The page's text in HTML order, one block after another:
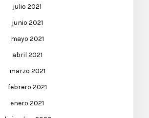
julio 2021
junio 2021
mayo 2021
abril 2021
marzo 2021
febrero 2021
enero 2021